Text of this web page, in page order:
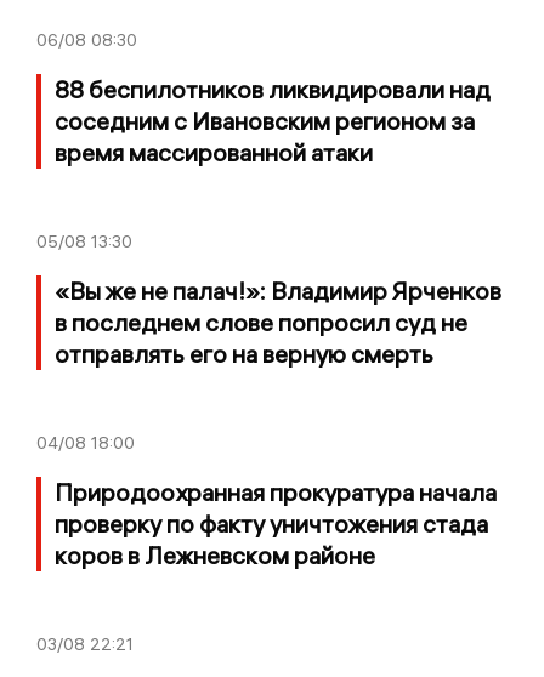
06/08 08:30
88 беспилотников ликвидировали над
соседним с Ивановским регионом за
время массированной атаки
05/08 13:30
«Вы же не палач!»: Владимир Ярченков
в последнем слове попросил суд не
отправлять его на верную смерть
04/08 18:00
Природоохранная прокуратура начала
проверку по факту уничтожения стада
коров в Лежневском районе
03/08 22:21